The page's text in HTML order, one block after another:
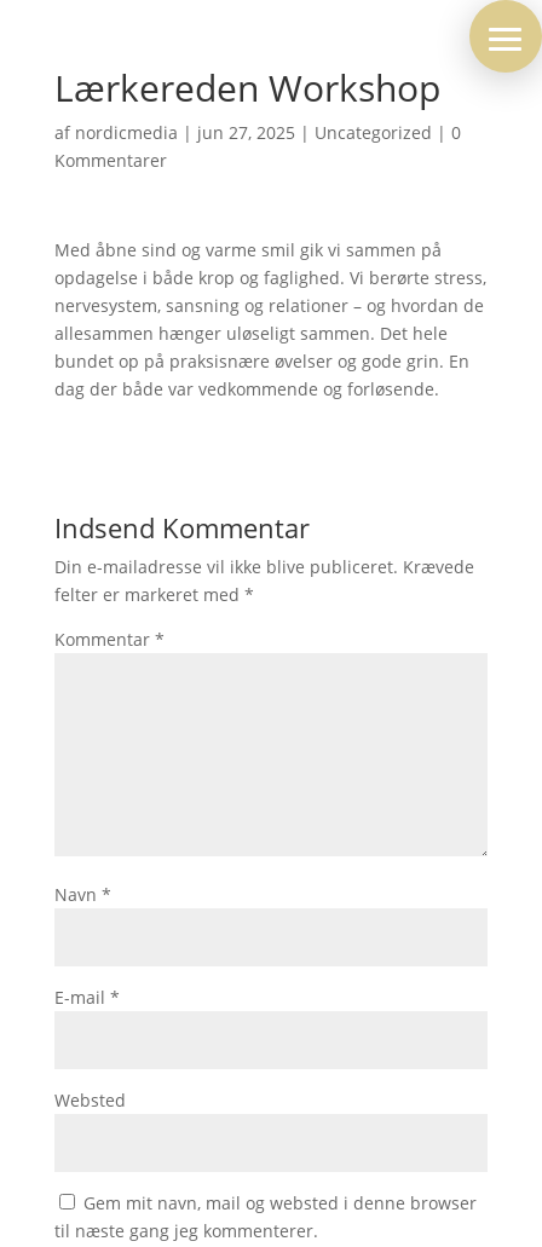
Lærkereden Workshop
af nordicmedia | jun 27, 2025 | Uncategorized | 0
Kommentarer
Med åbne sind og varme smil gik vi sammen på
opdagelse i både krop og faglighed. Vi berørte stress,
nervesystem, sansning og relationer – og hvordan de
allesammen hænger uløseligt sammen. Det hele
bundet op på praksisnære øvelser og gode grin. En
dag der både var vedkommende og forløsende.
Indsend Kommentar
Din e-mailadresse vil ikke blive publiceret. Krævede
felter er markeret med *
Kommentar *
Navn *
E-mail *
Websted
Gem mit navn, mail og websted i denne browser
til næste gang jeg kommenterer.